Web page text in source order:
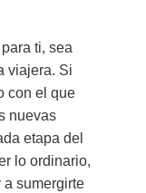
ti, sea
viajera. Si
con el que
nuevas
etapa del
lo ordinario,
a sumergirte